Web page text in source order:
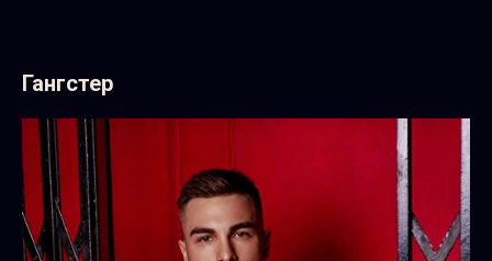
Гангстер